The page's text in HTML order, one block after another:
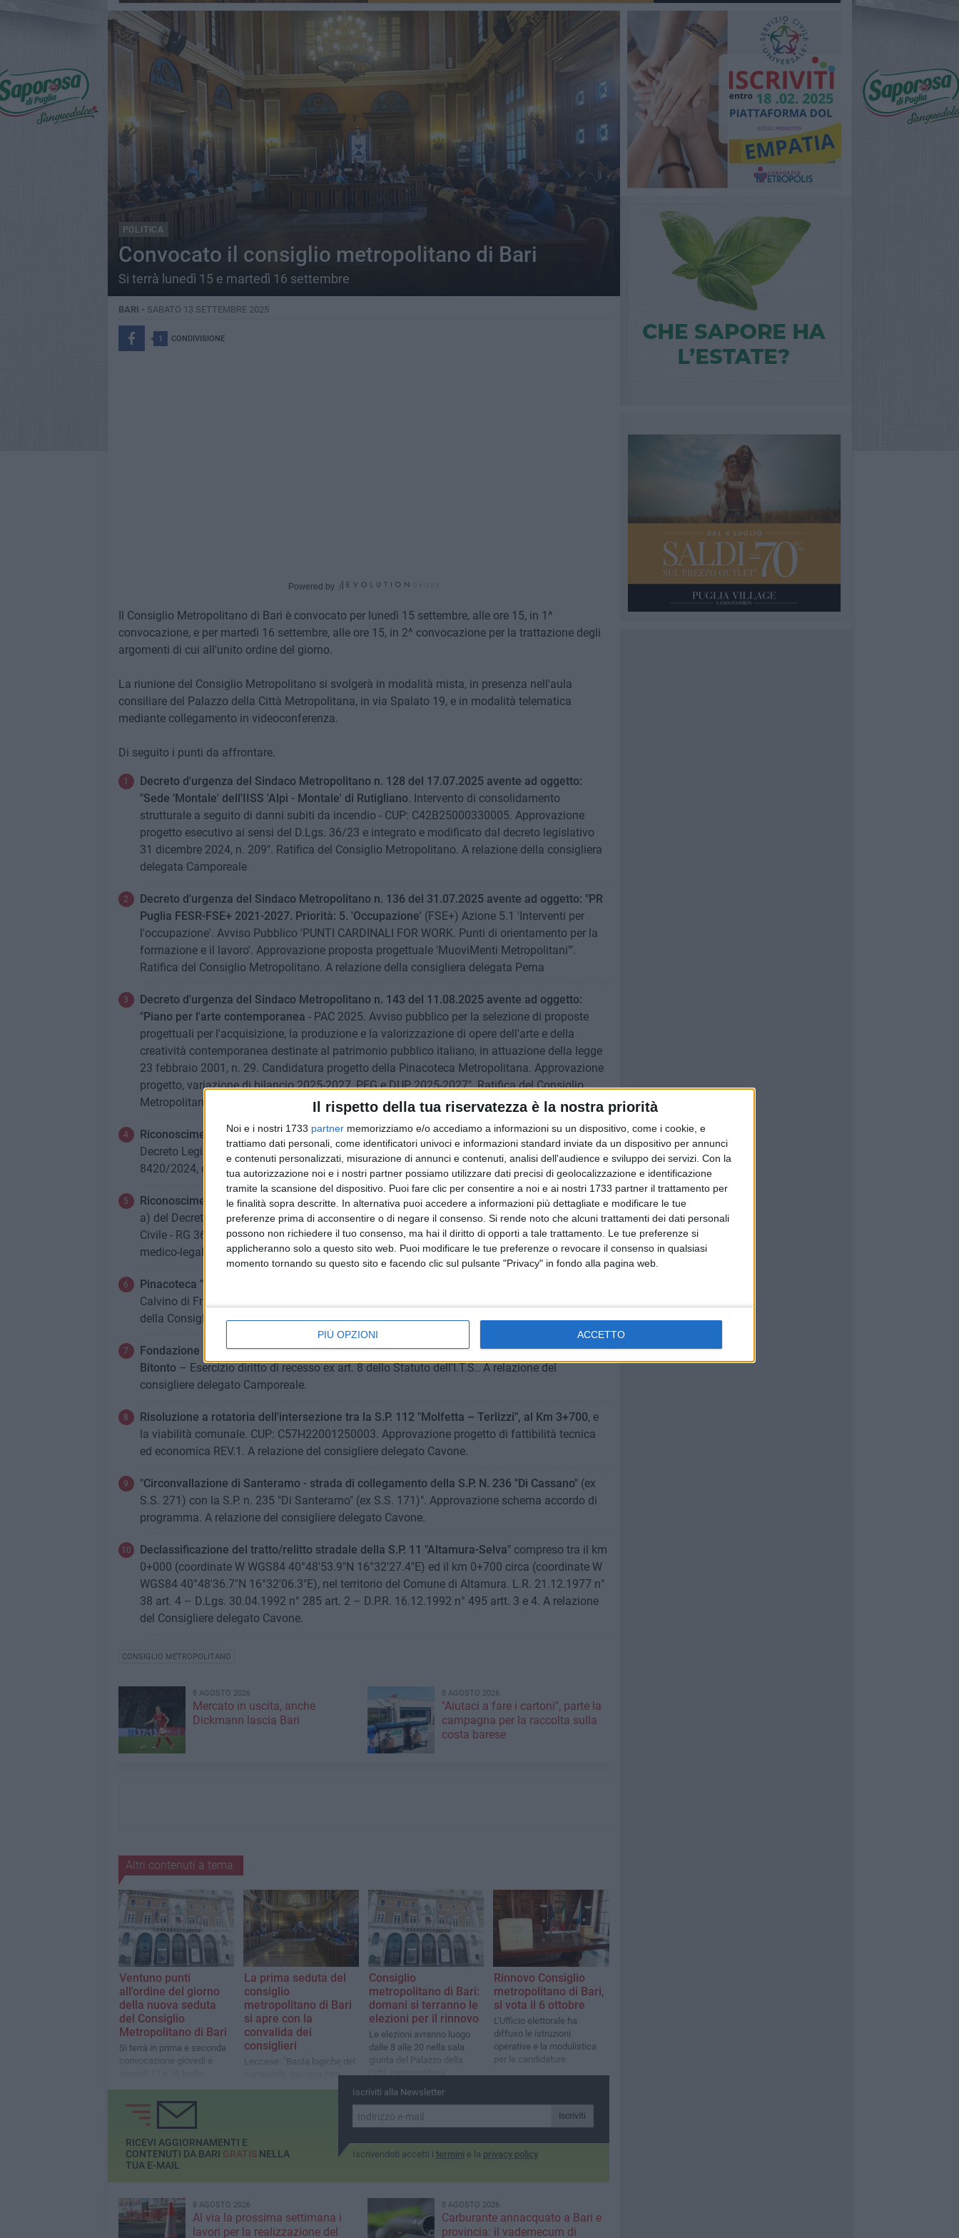
Il rispetto della tua riservatezza è la nostra priorità
Noi e i nostri 1733 partner memorizziamo e/o accediamo a informazioni su un dispositivo, come i cookie, e
trattiamo dati personali, come identificatori univoci e informazioni standard inviate da un dispositivo per annunci
e contenuti personalizzati, misurazione di annunci e contenuti, analisi dell'audience e sviluppo dei servizi. Con la
tua autorizzazione noi e i nostri partner possiamo utilizzare dati precisi di geolocalizzazione e identificazione
tramite la scansione del dispositivo. Puoi fare clic per consentire a noi e ai nostri 1733 partner il trattamento per
le finalità sopra descritte. In alternativa puoi accedere a informazioni più dettagliate e modificare le tue
preferenze prima di acconsentire o di negare il consenso. Si rende noto che alcuni trattamenti dei dati personali
possono non richiedere il tuo consenso, ma hai il diritto di opporti a tale trattamento. Le tue preferenze si
applicheranno solo a questo sito web. Puoi modificare le tue preferenze o revocare il consenso in qualsiasi
momento tornando su questo sito e facendo clic sul pulsante "Privacy" in fondo alla pagina web.
PIÙ OPZIONI ACCETTO
POLITICA
Convocato il consiglio metropolitano di Bari
Si terrà lunedì 15 e martedì 16 settembre
BARI - SABATO 13 SETTEMBRE 2025
1 CONDIVISIONE
Powered by
Il Consiglio Metropolitano di Bari è convocato per lunedì 15 settembre, alle ore 15, in 1^
convocazione, e per martedì 16 settembre, alle ore 15, in 2^ convocazione per la trattazione degli
argomenti di cui all'unito ordine del giorno.
La riunione del Consiglio Metropolitano si svolgerà in modalità mista, in presenza nell'aula
consiliare del Palazzo della Città Metropolitana, in via Spalato 19, e in modalità telematica
mediante collegamento in videoconferenza.
Di seguito i punti da affrontare.
Decreto d'urgenza del Sindaco Metropolitano n. 128 del 17.07.2025 avente ad oggetto:
"Sede 'Montale' dell'IISS 'Alpi - Montale' di Rutigliano. Intervento di consolidamento
strutturale a seguito di danni subiti da incendio - CUP: C42B25000330005. Approvazione
progetto esecutivo ai sensi del D.Lgs. 36/23 e integrato e modificato dal decreto legislativo
31 dicembre 2024, n. 209". Ratifica del Consiglio Metropolitano. A relazione della consigliera
delegata Camporeale
Decreto d'urgenza del Sindaco Metropolitano n. 136 del 31.07.2025 avente ad oggetto: "PR
Puglia FESR-FSE+ 2021-2027. Priorità: 5. 'Occupazione' (FSE+) Azione 5.1 'Interventi per
l'occupazione'. Avviso Pubblico 'PUNTI CARDINALI FOR WORK. Punti di orientamento per la
formazione e il lavoro'. Approvazione proposta progettuale 'MuoviMenti Metropolitani'".
Ratifica del Consiglio Metropolitano. A relazione della consigliera delegata Perna
Decreto d'urgenza del Sindaco Metropolitano n. 143 del 11.08.2025 avente ad oggetto:
"Piano per l'arte contemporanea - PAC 2025. Avviso pubblico per la selezione di proposte
progettuali per l'acquisizione, la produzione e la valorizzazione di opere dell'arte e della
creatività contemporanea destinate al patrimonio pubblico italiano, in attuazione della legge
23 febbraio 2001, n. 29. Candidatura progetto della Pinacoteca Metropolitana. Approvazione
progetto, variazione di bilancio 2025-2027, PEG e DUP 2025-2027". Ratifica del Consiglio
Metropolitano. A relazione della consigliera delegata Paparella.
Riconoscimento della legittimità del debito fuori bilancioex art. 194, comma1, lett. a) del
Decreto Legislativo 18 agosto 2000, n. 267 derivante dalla sentenza n. 787/2025, RG
8420/2024, del Giudice di Pace di Bari. A relazione del sindaco metropolitano.
Riconoscimento della legittimità del debito fuori bilancioai sensi dell'art. 194, comma 1, lett.
a) del Decreto Legislativo 18 agosto 2000, n. 267 s.m.i.. Tribunale di Bari – Terza Sezione
Civile - RG 3634/2021 – Decreto di liquidazione delle spese di Consulenza Tecnica di ufficio
medico-legale del 12/08/2025. A relazione del sindaco metropolitano.
Pinacoteca "Corrado Giaquinto". Donazione di opere d'arte:
Calvino di Francesco Granito e Directionless di Jasmine Pignatelli. Accettazione. A relazione
della Consigliera delegata Paparella.
Fondazione I.T.S. denominata "Green & Blue" – Richiesta dell'I.T.E.S. "Vitale Giordano" di
Bitonto– Esercizio diritto di recesso ex art. 8 dello Statuto dell'I.T.S.. A relazione del
consigliere delegato Camporeale.
Risoluzione a rotatoria dell'intersezione tra la S.P. 112 "Molfetta – Terlizzi", al Km 3+700, e
la viabilità comunale. CUP: C57H22001250003. Approvazione progetto di fattibilità tecnica
ed economica REV.1. A relazione del consigliere delegato Cavone.
"Circonvallazione di Santeramo - strada di collegamento della S.P. N. 236 "Di Cassano"(ex
S.S. 271) con la S.P. n. 235 "Di Santeramo" (ex S.S. 171)". Approvazione schema accordo di
programma. A relazione del consigliere delegato Cavone.
Declassificazione del tratto/relitto stradale della S.P. 11 "Altamura-Selva"compreso tra il km
0+000 (coordinate W WGS84 40°48'53.9"N 16°32'27.4"E) ed il km 0+700 circa (coordinate W
WGS84 40°48'36.7"N 16°32'06.3"E), nel territorio del Comune di Altamura. L.R. 21.12.1977 n°
38 art. 4 – D.Lgs. 30.04.1992 n° 285 art. 2 – D.P.R. 16.12.1992 n° 495 artt. 3 e 4. A relazione
del Consigliere delegato Cavone.
CONSIGLIO METROPOLITANO
8 AGOSTO 2026
Mercato in uscita, anche
Dickmann lascia Bari
8 AGOSTO 2026
"Aiutaci a fare i cartoni", parte la
campagna per la raccolta sulla
costa barese
Altri contenuti a tema
Ventuno punti
all'ordine del giorno
della nuova seduta
del Consiglio
Metropolitano di Bari
Si terrà in prima e seconda
convocazione giovedì e
La prima seduta del
consiglio
metropolitano di Bari
si apre con la
convalida dei
consiglieri
Leccese: "Basta logiche del
campanile, bisogna fare
squadra per crescere
Consiglio
metropolitano di Bari:
domani si terranno le
elezioni per il rinnovo
Le elezioni avranno luogo
dalle 8 alle 20 nella sala
giunta del Palazzo della
Città metropolitana
Rinnovo Consiglio
metropolitano di Bari,
si vota il 6 ottobre
L’Ufficio elettorale ha
diffuso le istruzioni
operative e la modulistica
per le candidature
Iscriviti alla Newsletter
Iscriviti
Iscrivendoti accetti i termini e la privacy policy
RICEVI AGGIORNAMENTI E
CONTENUTI DA BARI GRATISNELLA
TUA E-MAIL
8 AGOSTO 2026
Al via la prossima settimana i
lavori per la realizzazione del
8 AGOSTO 2026
Carburante annacquato a Bari e
provincia: il vademecum di